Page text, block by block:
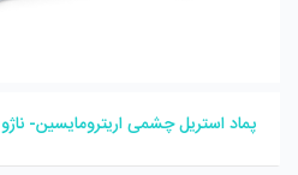
پماد استریل چشمی اریترومایسین- ناژو 0.5%